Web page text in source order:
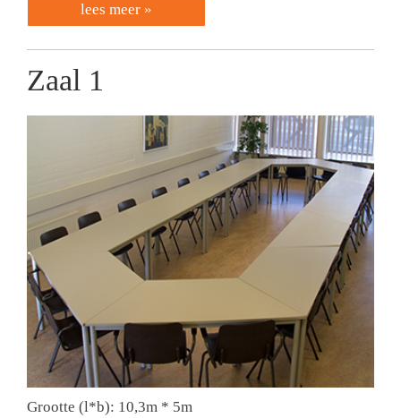
lees meer »
Zaal 1
Grootte (l*b): 10,3m * 5m